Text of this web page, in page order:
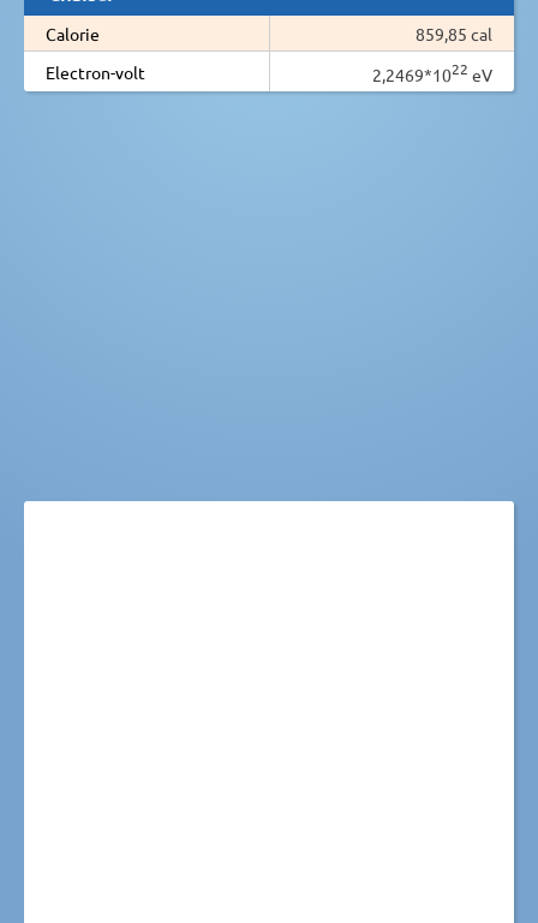
Calorie
859,85 cal
Electron-volt
2,2469*1022 eV